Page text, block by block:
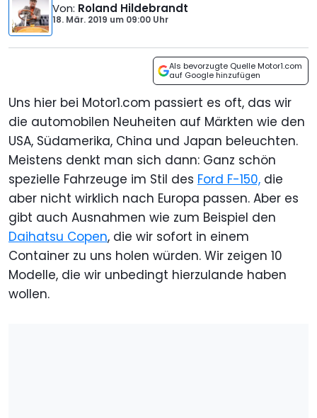
Von: Roland Hildebrandt
18. Mär. 2019 um 09:00 Uhr
Als bevorzugte Quelle Motor1.com
auf Google hinzufügen
Uns hier bei Motor1.com passiert es oft, das wir
die automobilen Neuheiten auf Märkten wie den
USA, Südamerika, China und Japan beleuchten.
Meistens denkt man sich dann: Ganz schön
spezielle Fahrzeuge im Stil des Ford F-150, die
aber nicht wirklich nach Europa passen. Aber es
gibt auch Ausnahmen wie zum Beispiel den
Daihatsu Copen, die wir sofort in einem
Container zu uns holen würden. Wir zeigen 10
Modelle, die wir unbedingt hierzulande haben
wollen.